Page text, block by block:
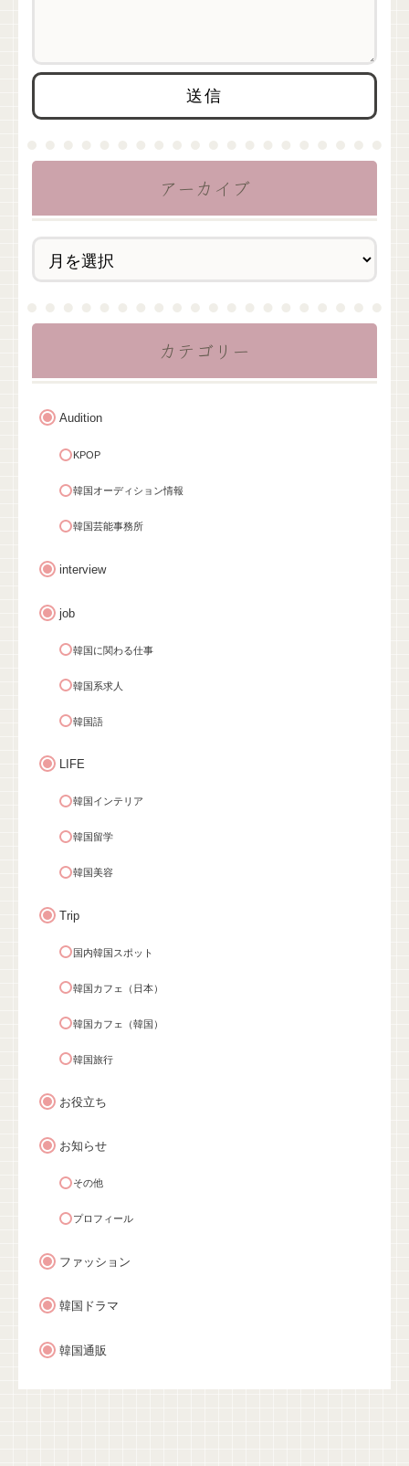
アーカイブ
カテゴリー
Audition
KPOP
韓国オーディション情報
韓国芸能事務所
interview
job
韓国に関わる仕事
韓国系求人
韓国語
LIFE
韓国インテリア
韓国留学
韓国美容
Trip
国内韓国スポット
韓国カフェ（日本）
韓国カフェ（韓国）
韓国旅行
お役立ち
お知らせ
その他
プロフィール
ファッション
韓国ドラマ
韓国通販